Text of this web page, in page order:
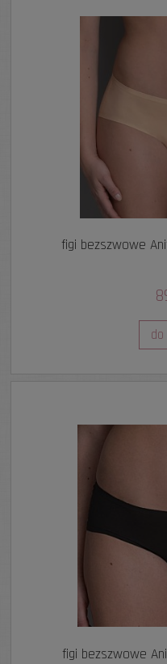
figi bezszwowe
figi bezszwowe